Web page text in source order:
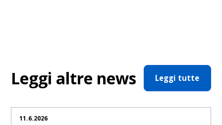
Leggi altre news Leggi tutte
11.6.2026